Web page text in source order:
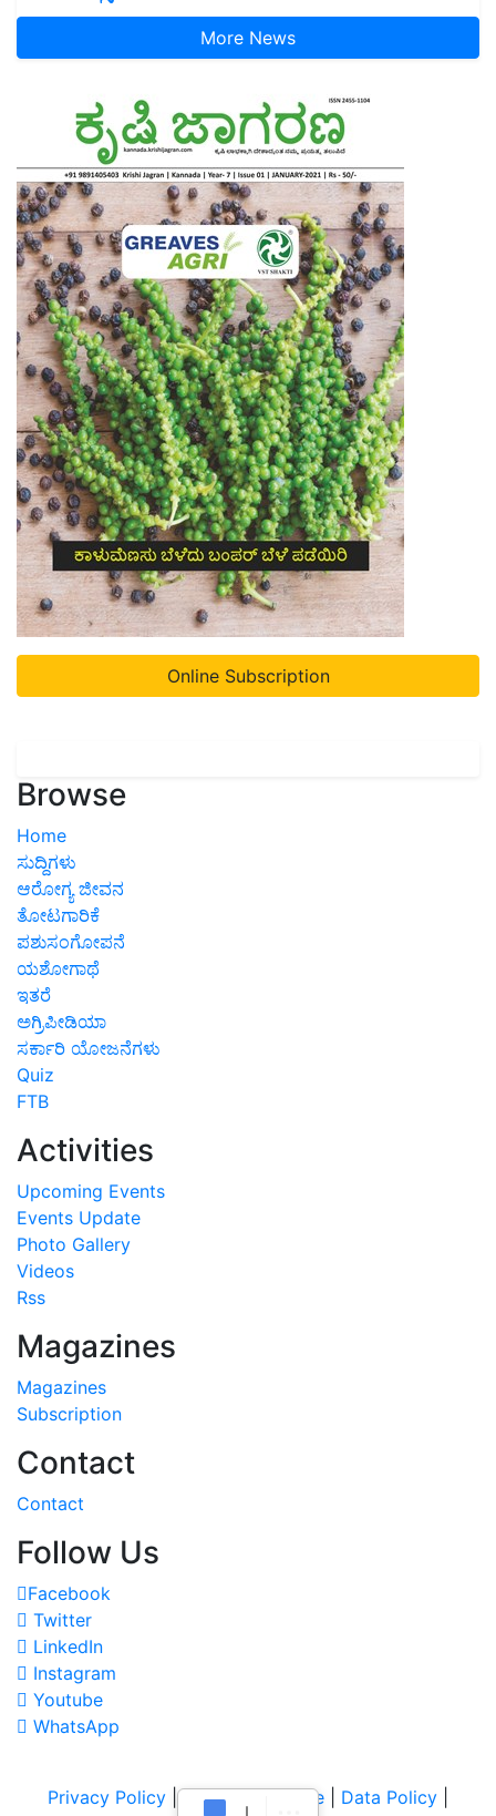
More News
Online Subscription
Browse
Home
ಸುದ್ದಿಗಳು
ಆರೋಗ್ಯ ಜೀವನ
ತೋಟಗಾರಿಕೆ
ಪಶುಸಂಗೋಪನೆ
ಯಶೋಗಾಥೆ
ಇತರೆ
ಅಗ್ರಿಪೀಡಿಯಾ
ಸರ್ಕಾರಿ ಯೋಜನೆಗಳು
Quiz
FTB
Activities
Upcoming Events
Events Update
Photo Gallery
Videos
Rss
Magazines
Magazines
Subscription
Contact
Contact
Follow Us
Facebook
Twitter
LinkedIn
Instagram
Youtube
WhatsApp
Privacy Policy |Terms of Service Data Policy